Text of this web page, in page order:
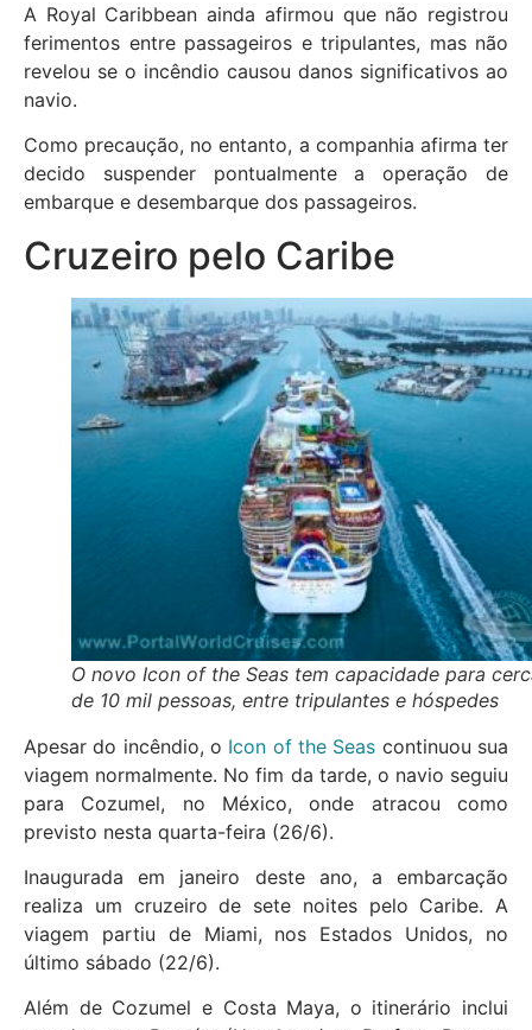
A Royal Caribbean ainda afirmou que não registrou
ferimentos entre passageiros e tripulantes, mas não
revelou se o incêndio causou danos significativos ao
navio.
Como precaução, no entanto, a companhia afirma ter
decido suspender pontualmente a operação de
embarque e desembarque dos passageiros.
Cruzeiro pelo Caribe
O novo Icon of the Seas tem capacidade para
de 10 mil pessoas, entre tripulantes e hóspedes
Apesar do incêndio, o Icon of the Seas continuou sua
viagem normalmente. No fim da tarde, o navio seguiu
para Cozumel, no México, onde atracou como
previsto nesta quarta-feira (26/6).
Inaugurada em janeiro deste ano, a embarcação
realiza um cruzeiro de sete noites pelo Caribe. A
viagem partiu de Miami, nos Estados Unidos, no
último sábado (22/6).
Além de Cozumel e Costa Maya, o itinerário inclui